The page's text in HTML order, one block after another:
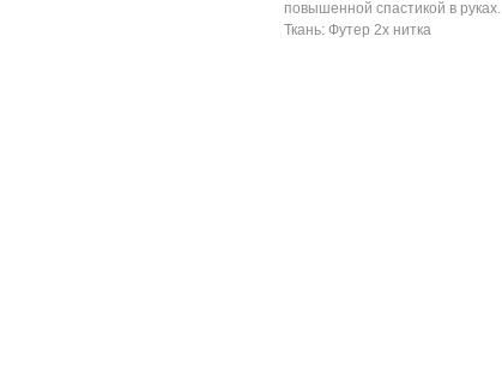
повышенной спастикой в руках.
Ткань: Футер 2х нитка